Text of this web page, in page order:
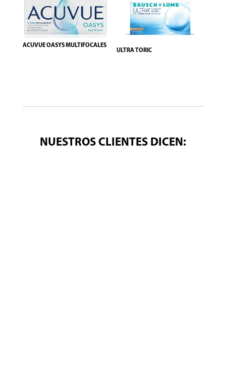
ACUVUE OASYS MULTIFOCALES
ULTRA TORIC
NUESTROS CLIENTES DICEN: